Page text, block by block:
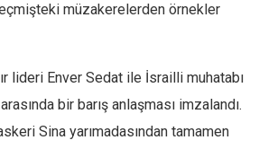
müzakerelerden örnekler
lideri Enver Sedat ile İsrailli muhatabı
bir barış anlaşması imzalandı.
Sina yarımadasından tamamen